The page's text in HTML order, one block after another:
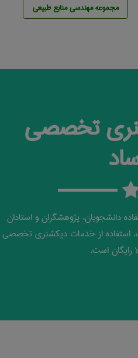
مجموعه مهندسی منابع طبيعی
تخصصی
دانشجویان، پژوهشگران و استادان
از خدمات دیکشنری تخصصی
رایگان است.